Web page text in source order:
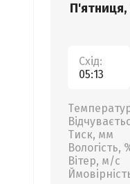
П'ятниця,
Схід:
05:13
Тиск, мм
Вологість,
Вітер, м/с